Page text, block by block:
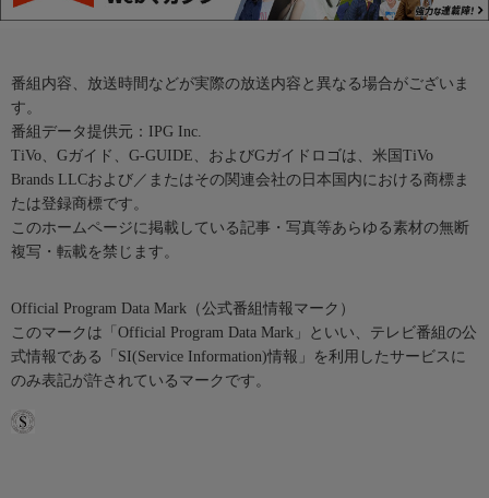
番組内容、放送時間などが実際の放送内容と異なる場合がございま
す。
番組データ提供元：IPG Inc.
TiVo、Gガイド、G-GUIDE、およびGガイドロゴは、米国TiVo
Brands LLCおよび／またはその関連会社の日本国内における商標ま
たは登録商標です。
このホームページに掲載している記事・写真等あらゆる素材の無断
複写・転載を禁じます。
Official Program Data Mark（公式番組情報マーク）
このマークは「Official Program Data Mark」といい、テレビ番組の公
式情報である「SI(Service Information)情報」を利用したサービスに
のみ表記が許されているマークです。